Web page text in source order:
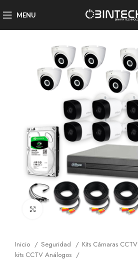
MENU
Click to enlarge
Inicio Seguridad
Kits Cámaras CCTV
kits CCTV Análogos